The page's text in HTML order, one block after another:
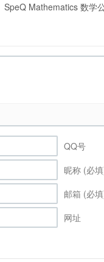
SpeQ Mathematics 数学
QQ号
昵称 (必
邮箱 (必
网址